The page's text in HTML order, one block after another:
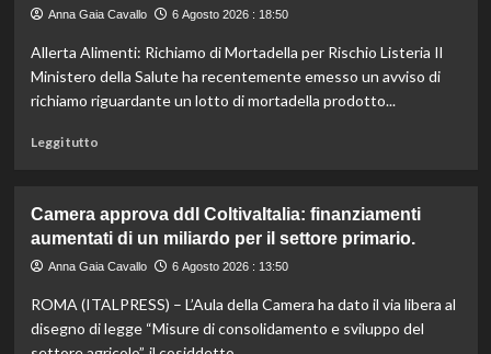
una
indispensabile
per
l’agricoltura
Anna Gaia Cavallo 6 Agosto 2026 : 18:50
Allerta Alimenti: Richiamo di Mortadella per Rischio Listeria Il
Ministero della Salute ha recentemente emesso un avviso di
richiamo riguardante un lotto di mortadella prodotto...
Leggi tuttoLeggi
Mortadella
ritirata:
rischio
scopri
quali
marche
Camera approva ddl ColtivaItalia: finanziamenti
aumentati di un miliardo per il settore primario.
Anna Gaia Cavallo 6 Agosto 2026 : 13:50
ROMA (ITALPRESS) – L’Aula della Camera ha dato il via libera al
disegno di legge “Misure di consolidamento e sviluppo del